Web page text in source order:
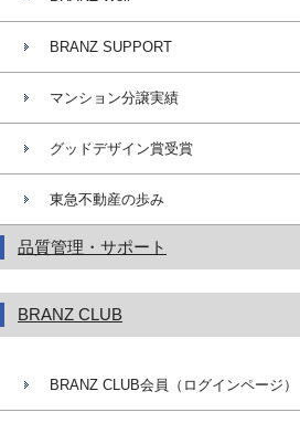
BRANZ SUPPORT
マンション分譲実績
グッドデザイン賞受賞
東急不動産の歩み
品質管理・サポート
BRANZ CLUB
BRANZ CLUB会員（ログインページ）